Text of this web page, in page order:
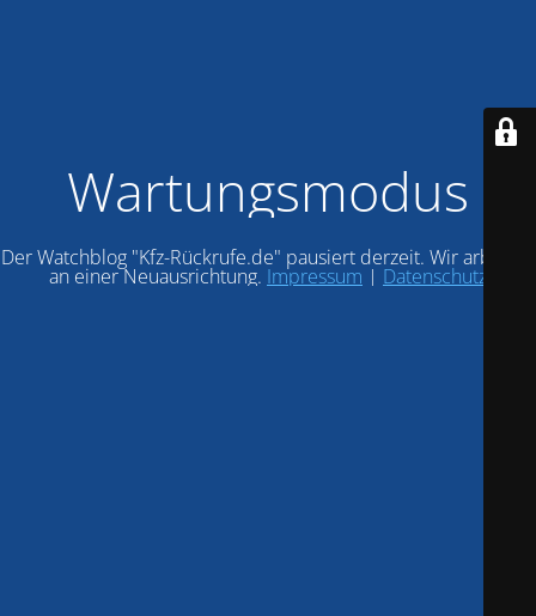
Wartungsmodus
Der Watchblog "Kfz-Rückrufe.de" pausiert derzeit. Wir arbeiten
an einer Neuausrichtung. Impressum | Datenschutz